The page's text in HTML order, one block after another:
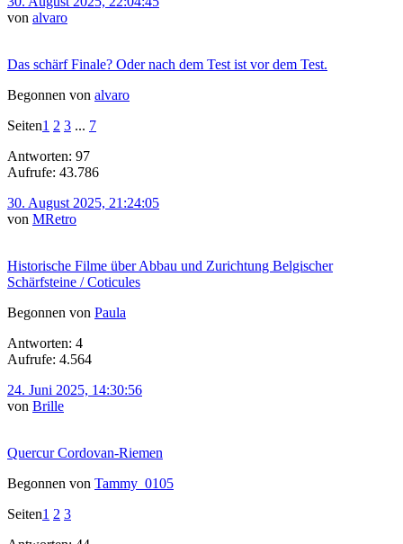
von alvaro
Das schärf Finale? Oder nach dem Test ist vor dem Test.
Begonnen von alvaro
Seiten1 2 3 ... 7
Antworten: 97
Aufrufe: 43.786
30. August 2025, 21:24:05
von MRetro
Historische Filme über Abbau und Zurichtung Belgischer
Schärfsteine / Coticules
Begonnen von Paula
Antworten: 4
Aufrufe: 4.564
24. Juni 2025, 14:30:56
von Brille
Quercur Cordovan-Riemen
Begonnen von Tammy_0105
Seiten1 2 3